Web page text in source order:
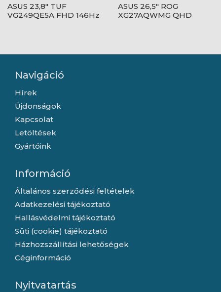
ASUS 23,8" TUF
VG249QE5A FHD 146Hz
ASUS 26,5" ROG
XG27AQWMG QHD
Navigáció
Hírek
Újdonságok
Kapcsolat
Letöltések
Gyártóink
Információ
Általános szerződési feltételek
Adatkezelési tájékoztató
Hallásvédelmi tájékoztató
Süti (cookie) tájékoztató
Házhozszállítási lehetőségek
Céginformáció
Nyitvatartás